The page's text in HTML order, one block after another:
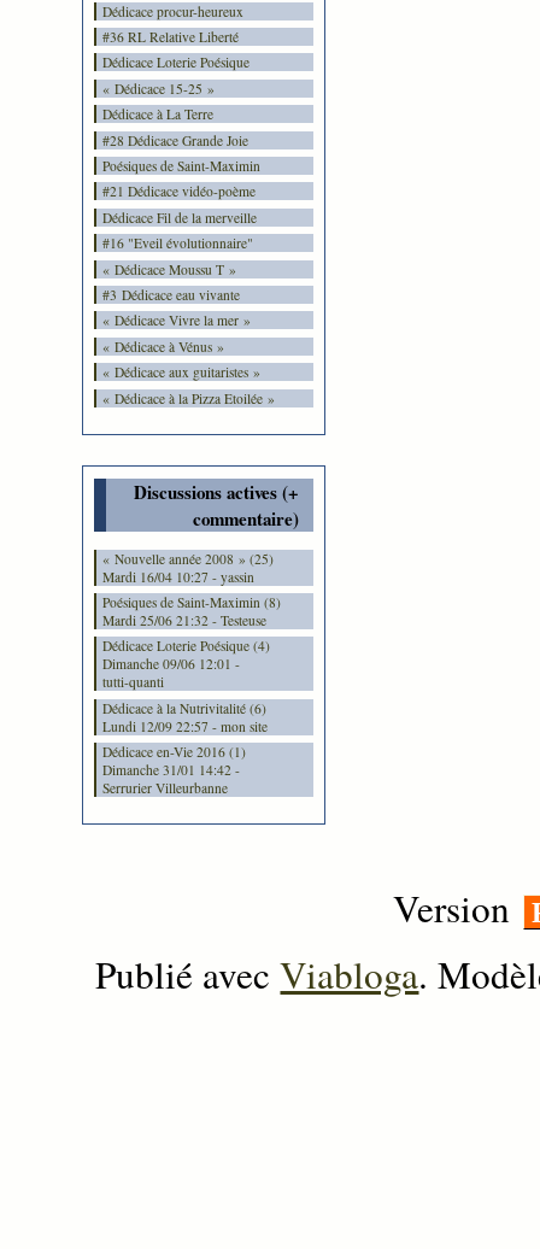
Dédicace procur-heureux
#36 RL Relative Liberté
Dédicace Loterie Poésique
« Dédicace 15-25 »
Dédicace à La Terre
#28 Dédicace Grande Joie
Poésiques de Saint-Maximin
#21 Dédicace vidéo-poème
Dédicace Fil de la merveille
#16 "Eveil évolutionnaire"
« Dédicace Moussu T »
#3 Dédicace eau vivante
« Dédicace Vivre la mer »
« Dédicace à Vénus »
« Dédicace aux guitaristes »
« Dédicace à la Pizza Etoilée »
Discussions actives (+
commentaire)
« Nouvelle année 2008 » (25)
Mardi 16/04 10:27 - yassin
Poésiques de Saint-Maximin (8)
Mardi 25/06 21:32 - Testeuse
Dédicace Loterie Poésique (4)
Dimanche 09/06 12:01 -
tutti-quanti
Dédicace à la Nutrivitalité (6)
Lundi 12/09 22:57 - mon site
Dédicace en-Vie 2016 (1)
Dimanche 31/01 14:42 -
Serrurier Villeurbanne
Version
Publié avecViabloga.